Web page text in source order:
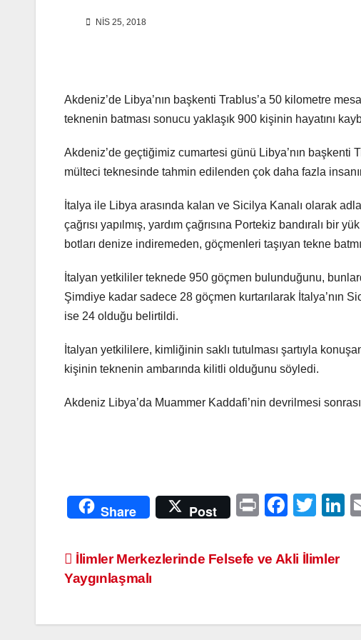
NIS 25, 2018
Akdeniz’de Libya’nın başkenti Trablus’a 50 kilometre
teknenin batması sonucu yaklaşık 900 kişinin hayatını
Akdeniz’de geçtiğimiz cumartesi günü Libya’nın başkenti
mülteci teknesinde tahmin edilenden çok daha fazla
İtalya ile Libya arasında kalan ve Sicilya Kanalı olarak
çağrısı yapılmış, yardım çağrısına Portekiz bandıralı bir
botları denize indiremeden, göçmenleri taşıyan tekne
İtalyan yetkililer teknede 950 göçmen bulunduğunu,
Şimdiye kadar sadece 28 göçmen kurtarılarak İtalya’nın
ise 24 olduğu belirtildi.
İtalyan yetkililere, kimliğinin saklı tutulması şartıyla
kişinin teknenin ambarında kilitli olduğunu söyledi.
Akdeniz Libya’da Muammer Kaddafi’nin devrilmesi
Share Post
Pr
t
F
c
o
T
tt
n
Yazı
dolaşımı
İlimler Merkezlerinde Felsefe ve Akli İlimler
Yaygınlaşmalı